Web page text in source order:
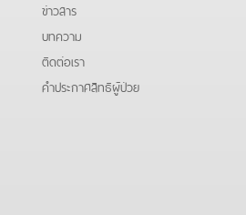
ข่าวสาร
บทความ
ติดต่อเรา
คําประกาศสิทธิผู้ป่วย